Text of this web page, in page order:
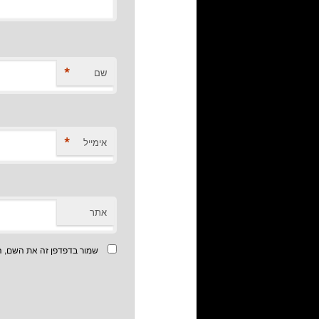
שם *
אימייל *
אתר
שמור בדפדפן זה את השם,